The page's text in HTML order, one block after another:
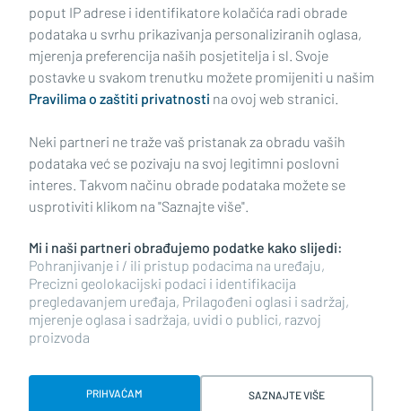
Impressum Uvjeti korištenja Politika privatnosti
Politika kolačića Kontakt Pritužbe Suradnici
Oglašavanje
RUBRIKE
BRODSKO-POSAVSKA ŽUPANIJA
POŽEŠKO-SLAVONSKA ŽUPANIJA
poput IP adrese i identifikatore kolačića radi obrade
podataka u svrhu prikazivanja personaliziranih oglasa,
mjerenja preferencija naših posjetitelja i sl. Svoje
postavke u svakom trenutku možete promijeniti u našim
Pravilima o zaštiti privatnosti na ovoj web stranici.
Neki partneri ne traže vaš pristanak za obradu vaših
podataka već se pozivaju na svoj legitimni poslovni
interes. Takvom načinu obrade podataka možete se
usprotiviti klikom na "Saznajte više".
Mi i naši partneri obrađujemo podatke kako slijedi:
Pohranjivanje i / ili pristup podacima na uređaju,
Precizni geolokacijski podaci i identifikacija
pregledavanjem uređaja, Prilagođeni oglasi i sadržaj,
mjerenje oglasa i sadržaja, uvidi o publici, razvoj
proizvoda
PRIHVAĆAM SAZNAJTE VIŠE